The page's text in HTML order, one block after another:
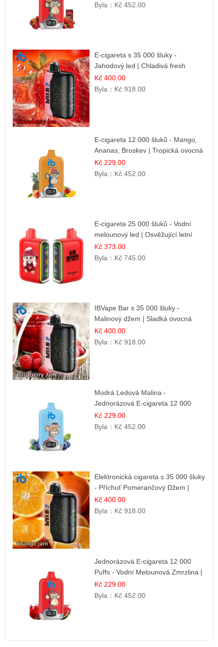
Byla： Kč 452.00
E-cigareta s 35 000 šluky -
Jahodový led | Chladivá fresh
příchuť
Kč 400.00
Byla： Kč 918.00
E-cigareta 12 000 šluků - Mango,
Ananas, Broskev | Tropická ovocná
směs
Kč 229.00
Byla： Kč 452.00
E-cigareta 25 000 šluků - Vodní
melounový led | Osvěžující letní
příchuť
Kč 373.00
Byla： Kč 745.00
IBVape Bar s 35 000 šluky -
Malinový džem | Sladká ovocná
příchuť
Kč 400.00
Byla： Kč 918.00
Modrá Ledová Malina -
Jednorázová E-cigareta 12 000
šluků | Osvěžující Bobulová Příchuť
Kč 229.00
Byla： Kč 452.00
Elektronická cigareta s 35 000 šluky
- Příchuť Pomerančový Džem |
Dlouhotrvající zážitek
Kč 400.00
Byla： Kč 918.00
Jednorázová E-cigareta 12 000
Puffs - Vodní Melounová Zmrzlina |
Letní dezertní příchuť
Kč 229.00
Byla： Kč 452.00